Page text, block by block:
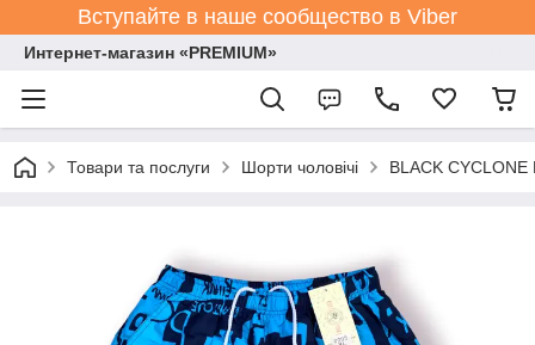
Вступайте в наше сообщество в Viber
Интернет-магазин «PREMIUM»
Товари та послуги Шорти чоловічі BLACK CYCLONE